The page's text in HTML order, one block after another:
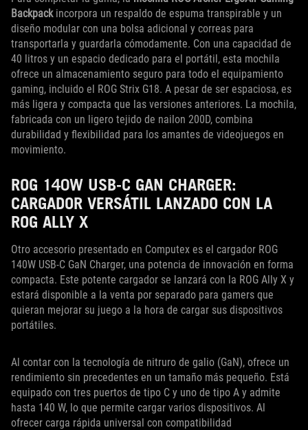
Backpackincorpora un respaldo de espuma transpirable y un
diseño modular con una bolsa adicional y correas para
transportarla y guardarla cómodamente. Con una capacidad de
40 litros y un espacio dedicado para el portátil, esta mochila
ofrece un almacenamiento seguro para todo el equipamiento
gaming, incluido el ROG Strix G18. A pesar de ser espaciosa, es
más ligera y compacta que las versiones anteriores. La mochila,
fabricada con un ligero tejido de nailon 200D, combina
durabilidad y flexibilidad para los amantes de videojuegos en
movimiento.
ROG 140W USB-C GAN CHARGER:
CARGADOR VERSÁTIL LANZADO CON LA
ROG ALLY X
Otro accesorio presentado en Computex es el cargador ROG
140W USB-C GaN Charger, una potencia de innovación en forma
compacta. Este potente cargador se lanzará con la ROG Ally X y
estará disponible a la venta por separado para gamers que
quieran mejorar su juego a la hora de cargar sus dispositivos
portátiles.
Al contar con la tecnología de nitruro de galio (GaN), ofrece un
rendimiento sin precedentes en un tamaño más pequeño. Está
equipado con tres puertos de tipo C y uno de tipo A y admite
hasta 140 W, lo que permite cargar varios dispositivos. Al
ofrecer carga rápida universal con compatibilidad